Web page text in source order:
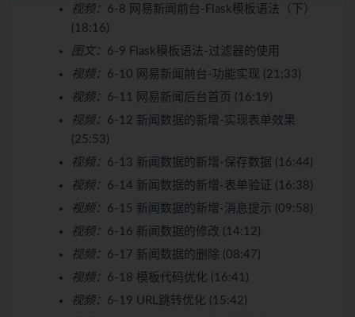
视频： 6-8 网易新闻前台-Flask模板语法（下）
(18:16)
图文： 6-9 Flask模板语法-过滤器的使用
视频： 6-10 网易新闻前台-功能实现 (21:33)
视频： 6-11 网易新闻后台首页 (16:19)
视频： 6-12 新闻数据的新增-实现表单效果
(25:53)
视频： 6-13 新闻数据的新增-保存数据 (16:44)
视频： 6-14 新闻数据的新增-表单验证 (16:38)
视频： 6-15 新闻数据的新增-消息提示 (09:58)
视频： 6-16 新闻数据的修改 (14:12)
视频： 6-17 新闻数据的删除 (08:47)
视频： 6-18 模板代码优化 (16:41)
视频： 6-19 URL跳转优化 (15:42)